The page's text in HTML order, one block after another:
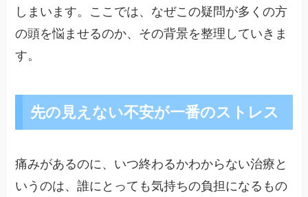
しまいます。ここでは、なぜこの疑問が多くの方
の頭を悩ませるのか、その背景を整理していきま
す。
先の見えない不安が一番のストレス
痛みがあるのに、いつ終わるかわからない治療と
いうのは、誰にとっても気持ちの負担になるもの